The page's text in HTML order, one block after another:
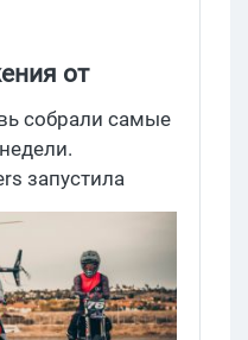
от
собрали самые
запустила
призовым
нетворк-
повышает
в рамках